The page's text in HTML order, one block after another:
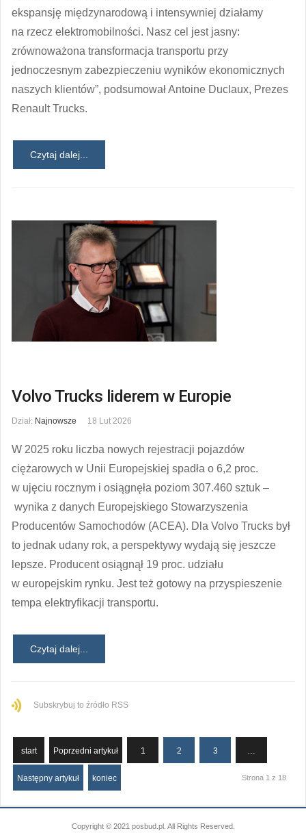
ekspansję międzynarodową i intensywniej działamy
na rzecz elektromobilności. Nasz cel jest jasny:
zrównoważona transformacja transportu przy
jednoczesnym zabezpieczeniu wyników ekonomicznych
naszych klientów”, podsumował Antoine Duclaux, Prezes
Renault Trucks.
Czytaj dalej...
Volvo Trucks liderem w Europie
Dział: Najnowsze 18 Lut 2026
W 2025 roku liczba nowych rejestracji pojazdów
ciężarowych w Unii Europejskiej spadła o 6,2 proc.
w ujęciu rocznym i osiągnęła poziom 307.460 sztuk –
wynika z danych Europejskiego Stowarzyszenia
Producentów Samochodów (ACEA). Dla Volvo Trucks był
to jednak udany rok, a perspektywy wydają się jeszcze
lepsze. Producent osiągnął 19 proc. udziału
w europejskim rynku. Jest też gotowy na przyspieszenie
tempa elektryfikacji transportu.
Czytaj dalej...
Subskrybuj to źródło RSS
start Poprzedni artykuł 1 2 3
Następny artykuł koniec Strona 1 z 18
Copyright © 2021 posbud.pl. All Rights Reserved.